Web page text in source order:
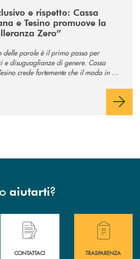
e rispetto: Cassa
e Tesino promuove la
Zero”
delle parole è il primo passo per
e disuguaglianze di genere. Cassa
crede fortemente che il modo in cui
aiutarti?
delle filiali .
Hai bisogno di assistenza immediata?
CONTATTACI
Hai bisogno di
TRASPARENZA